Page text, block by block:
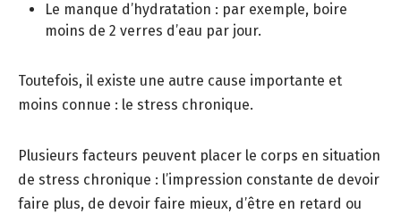
Le manque d’hydratation : par exemple, boire
moins de 2 verres d’eau par jour.
Toutefois, il existe une autre cause importante et
moins connue : le stress chronique.
Plusieurs facteurs peuvent placer le corps en situation
de stress chronique : l’impression constante de devoir
faire plus, de devoir faire mieux, d’être en retard ou